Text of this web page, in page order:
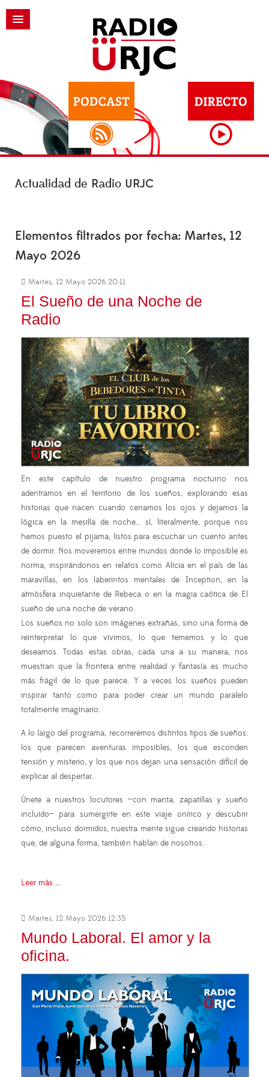
Actualidad de Radio URJC
Elementos filtrados por fecha: Martes, 12
Mayo 2026
Martes, 12 Mayo 2026 20:11
El Sueño de una Noche de
Radio
En este capítulo de nuestro programa nocturno nos
adentramos en el territorio de los sueños, explorando esas
historias que nacen cuando cerramos los ojos y dejamos la
lógica en la mesilla de noche… sí, literalmente, porque nos
hemos puesto el pijama, listos para escuchar un cuento antes
de dormir. Nos moveremos entre mundos donde lo imposible es
norma, inspirándonos en relatos como Alicia en el país de las
maravillas, en los laberintos mentales de Inception, en la
atmósfera inquietante de Rebeca o en la magia caótica de El
sueño de una noche de verano.
Los sueños no solo son imágenes extrañas, sino una forma de
reinterpretar lo que vivimos, lo que tememos y lo que
deseamos. Todas estas obras, cada una a su manera, nos
muestran que la frontera entre realidad y fantasía es mucho
más frágil de lo que parece. Y a veces los sueños pueden
inspirar tanto como para poder crear un mundo paralelo
totalmente imaginario.
A lo largo del programa, recorreremos distintos tipos de sueños:
los que parecen aventuras imposibles, los que esconden
tensión y misterio, y los que nos dejan una sensación difícil de
explicar al despertar.
Únete a nuestros locutores —con manta, zapatillas y sueño
incluido— para sumergirte en este viaje onírico y descubrir
cómo, incluso dormidos, nuestra mente sigue creando historias
que, de alguna forma, también hablan de nosotros.
Leer más ...
Martes, 12 Mayo 2026 12:35
Mundo Laboral. El amor y la
oficina.